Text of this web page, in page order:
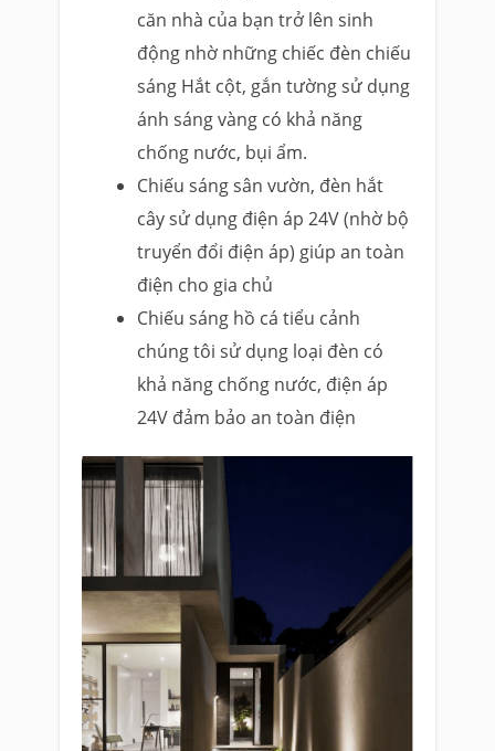
căn nhà của bạn trở lên sinh
động nhờ những chiếc đèn chiếu
sáng Hắt cột, gắn tường sử dụng
ánh sáng vàng có khả năng
chống nước, bụi ẩm.
Chiếu sáng sân vườn, đèn hắt
cây sử dụng điện áp 24V (nhờ bộ
truyển đổi điện áp) giúp an toàn
điện cho gia chủ
Chiếu sáng hồ cá tiểu cảnh
chúng tôi sử dụng loại đèn có
khả năng chống nước, điện áp
24V đảm bảo an toàn điện